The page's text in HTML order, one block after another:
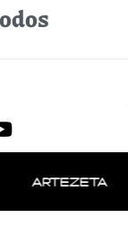
ARTEZETA